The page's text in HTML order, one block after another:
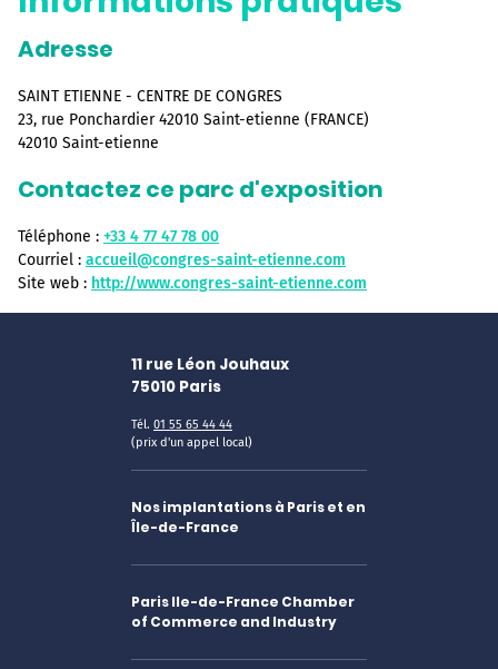
Adresse
SAINT ETIENNE - CENTRE DE CONGRES
23, rue Ponchardier 42010 Saint-etienne (FRANCE)
42010 Saint-etienne
Contactez ce parc d'exposition
Téléphone : +33 4 77 47 78 00
Courriel : accueil@congres-saint-etienne.com
Site web : http://www.congres-saint-etienne.com
11 rue Léon Jouhaux
75010 Paris
Tél. 01 55 65 44 44
(prix d'un appel local)
Nos implantations à Paris et en
Île-de-France
Paris Ile-de-France Chamber
of Commerce and Industry